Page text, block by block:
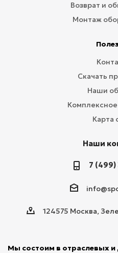
Возврат и
Монтаж
Скачать
Наши
Карта
Наши
7
124575 Москва,
Мы состоим в отраслевых